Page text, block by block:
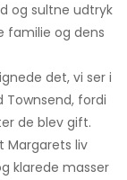
og sultne udtryk
familie og dens
det, vi ser i
fordi
de blev gift.
Margarets liv
klarede masser